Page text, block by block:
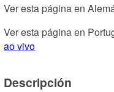
Ver esta página en
Ver esta página en
ao vivo
Descripción